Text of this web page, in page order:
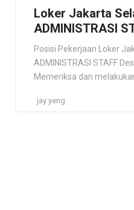
Loker Jakarta
ADMINISTRASI
Posisi Pekerjaan Loker
ADMINISTRASI STAFF
Memeriksa dan
Bertanggung jawab
jay yeng